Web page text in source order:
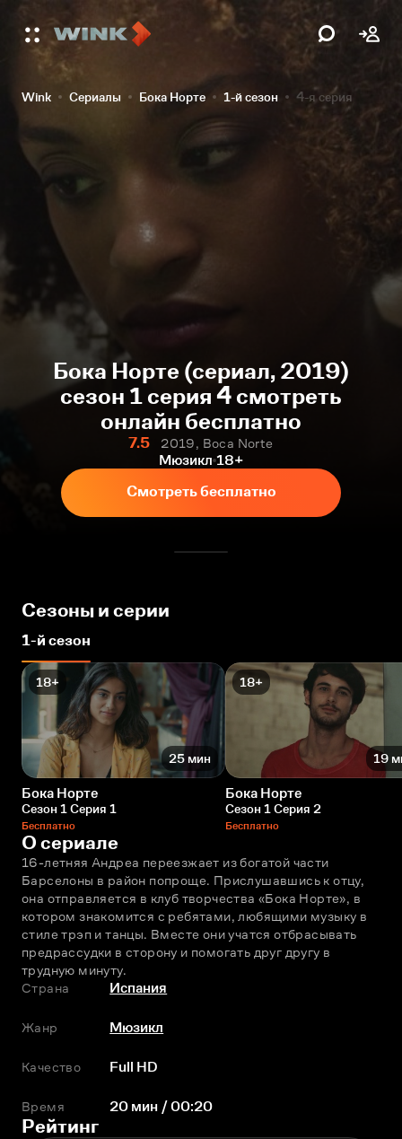
Wink Сериалы Бока Норте 1-й сезон 4-я серия
Бока Норте (сериал, 2019)
сезон 1 серия 4 смотреть
онлайн бесплатно
7.5
2019, Boca Norte
Мюзикл 18+
Смотреть бесплатно
Сезоны и серии
1-й сезон
18+
25 мин
Бока Норте
Сезон 1 Серия 1
Бесплатно
18+
19
Бока Норте
Сезон 1 Серия 2
Бесплатно
О сериале
16-летняя Андреа переезжает из богатой части
Барселоны в район попроще. Прислушавшись к отцу,
она отправляется в клуб творчества «Бока Норте», в
котором знакомится с ребятами, любящими музыку в
стиле трэп и танцы. Вместе они учатся отбрасывать
предрассудки в сторону и помогать друг другу в
трудную минуту.
Страна
Испания
Жанр Мюзикл
Качество Full HD
Время 20 мин / 00:20
Рейтинг